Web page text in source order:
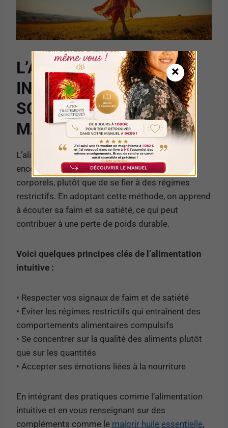
L’ALIMENTATION
INTUITIVE : ÉCOUTER
SON CORPS POUR
MAIGRIR
L’alimentation intuitive est une approche qui
encourage à se reconnecter avec ses signaux
corporels, plutôt que de se fier à des régimes
restrictifs. En adoptant cette méthode, on apprend
à écouter sa faim et sa satiété, ce qui peut
contribuer à une perte de poids durable.
Voici quelques principes clés de l’alimentation
intuitive :
• Respecter vos signaux de faim et de satiété
• Éviter les régimes restrictifs qui entraînent des
comportements alimentaires compulsifs
• Se concentrer sur la qualité des aliments plutôt
que sur les quantités
• Accepter ses émotions liées à la nourriture
En intégrant des pratiques comme l’alimentation
intuitive et en vous renseignant sur des
compléments comme le maigrir huile essentielle,
×